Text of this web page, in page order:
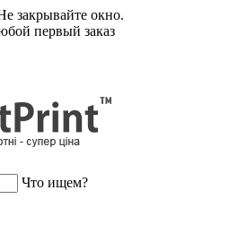
закрывайте окно.
первый заказ
Что ищем?